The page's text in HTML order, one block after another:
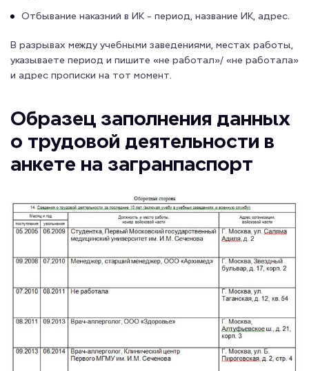
Отбывание наказний в ИК - период, название ИК, адрес.
В разрывах между учебными заведениями, местах работы,
указываете период и пишите «не работал»/ «не работала»
и адрес прописки на тот момент.
Образец заполнения данных
о трудовой деятельности в
анкете на загранпаспорт